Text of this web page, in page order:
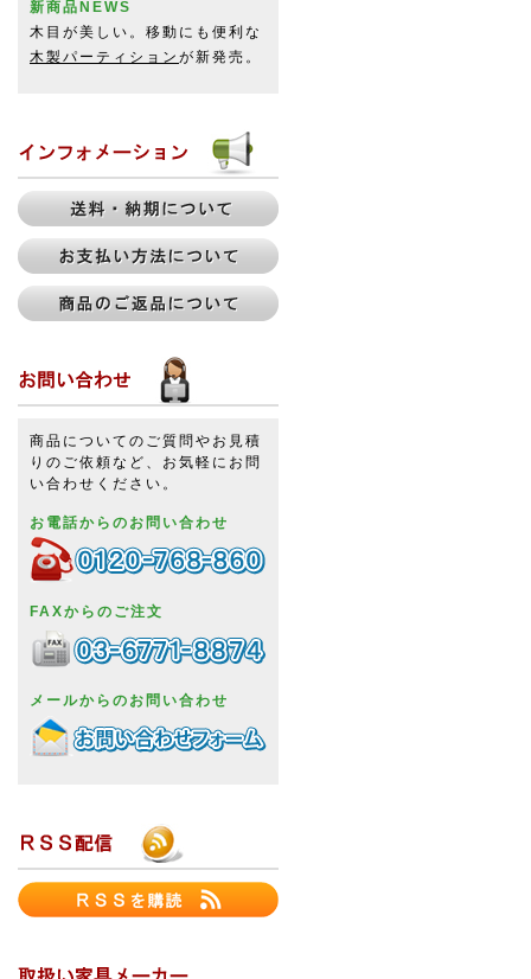
新商品NEWS
木目が美しい。移動にも便利な
木製パーティション が新発売。
商品についてのご質問やお見積
りのご依頼など、お気軽にお問
い合わせください。
お電話からのお問い合わせ
FAXからのご注文
メールからのお問い合わせ